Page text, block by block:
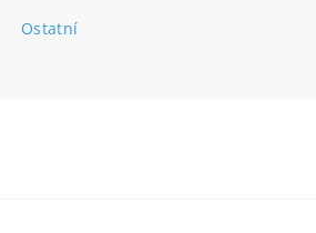
Ostatní